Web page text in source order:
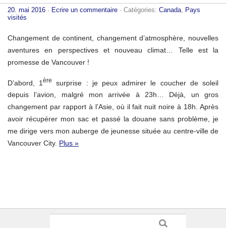
20. mai 2016 · Ecrire un commentaire · Catégories: Canada Pays
visités
Changement de continent, changement d’atmosphère, nouvelles
aventures en perspectives et nouveau climat… Telle est la
promesse de Vancouver !
D’abord, 1ère
surprise : je peux admirer le coucher de soleil
depuis l’avion, malgré mon arrivée à 23h… Déjà, un gros
changement par rapport à l’Asie, où il fait nuit noire à 18h. Après
avoir récupérer mon sac et passé la douane sans problème, je
me dirige vers mon auberge de jeunesse située au centre-ville de
Vancouver City. Plus »